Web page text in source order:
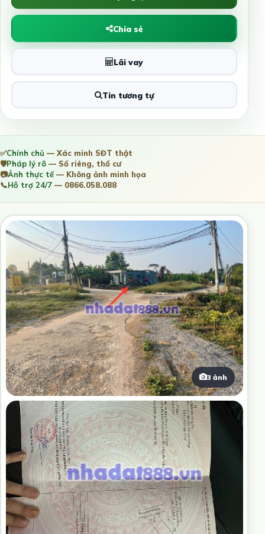
Chia sẻ
Lãi vay
Tin tương tự
✅Chính chủ — Xác minh SĐT thật
🛡️Pháp lý rõ — Sổ riêng, thổ cư
📷Ảnh thực tế— Không ảnh minh họa
📞Hỗ trợ 24/7 — 0866.058.088
3 ảnh